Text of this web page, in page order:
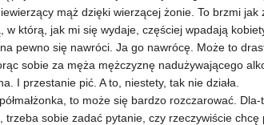
mąż dzięki wierzącej żonie. To brzmi jak
w którą, jak mi się wydaje, częściej wpadają
pewno się nawróci. Ja go nawrócę. Może to
sobie za męża mężczyznę nadużywającego
I przestanie pić. A to, niestety, tak nie działa.
to może się bardzo rozczarować.
trzeba sobie zadać pytanie, czy rzeczywiście